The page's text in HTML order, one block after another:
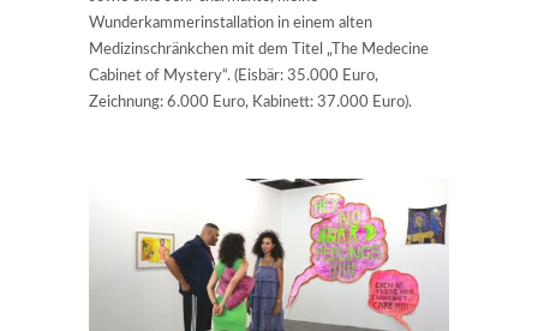
Wunderkammerinstallation in einem alten
Medizinschränkchen mit dem Titel „The Medecine
Cabinet of Mystery“. (Eisbär: 35.000 Euro,
Zeichnung: 6.000 Euro, Kabinett: 37.000 Euro).